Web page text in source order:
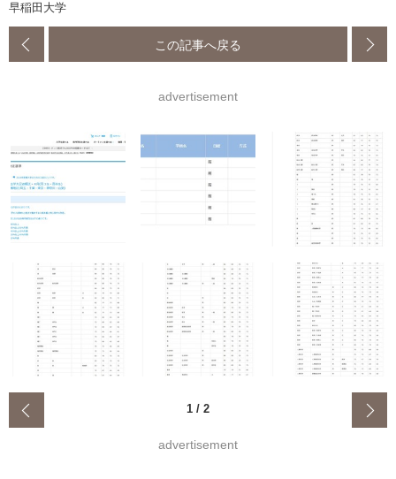
早稲田大学
この記事へ戻る
advertisement
1 / 2
advertisement